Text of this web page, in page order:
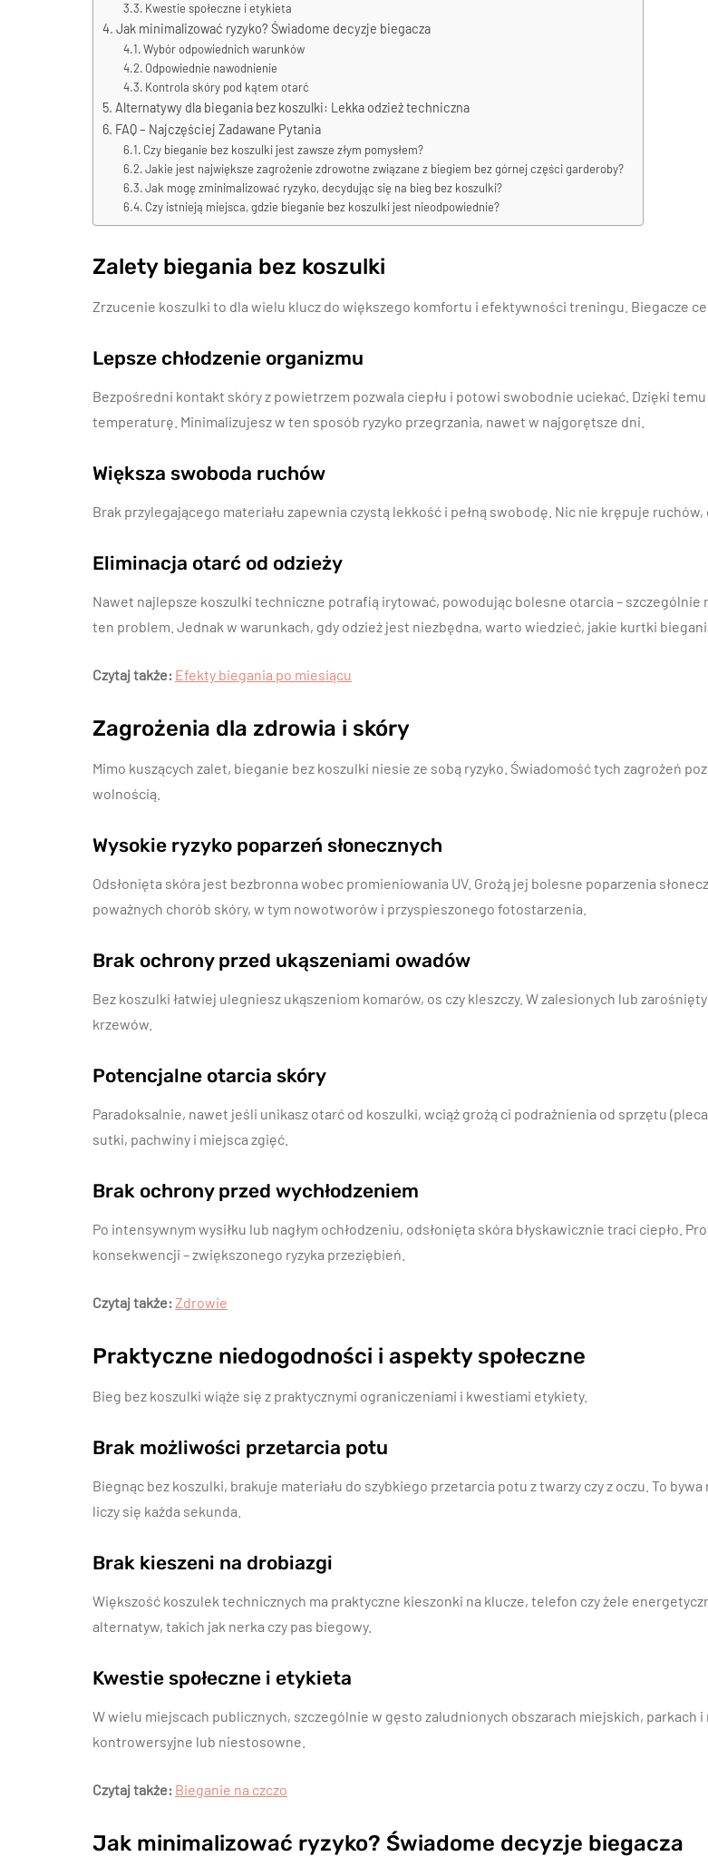
Kwestie społeczne i etykieta
Jak minimalizować ryzyko? Świadome decyzje biegacza
Wybór odpowiednich warunków
Odpowiednie nawodnienie
Kontrola skóry pod kątem otarć
Alternatywy dla biegania bez koszulki: Lekka odzież techniczna
FAQ – Najczęściej Zadawane Pytania
Czy bieganie bez koszulki jest zawsze złym pomysłem?
Jakie jest największe zagrożenie zdrowotne związane z biegiem bez górnej części garderoby?
Jak mogę zminimalizować ryzyko, decydując się na bieg bez koszulki?
Czy istnieją miejsca, gdzie bieganie bez koszulki jest nieodpowiednie?
Zalety biegania bez koszulki
Zrzucenie koszulki to dla wielu klucz do większego komfortu i efektywności treningu. Biegacze
Lepsze chłodzenie organizmu
Bezpośredni kontakt skóry z powietrzem pozwala ciepłu i potowi swobodnie uciekać. Dzięki
temperaturę. Minimalizujesz w ten sposób ryzyko przegrzania, nawet w najgorętsze dni.
Większa swoboda ruchów
Brak przylegającego materiału zapewnia czystą lekkość i pełną swobodę. Nic nie krępuje ruchów,
Eliminacja otarć od odzieży
Nawet najlepsze koszulki techniczne potrafią irytować, powodując bolesne otarcia – szczególnie
ten problem. Jednak w warunkach, gdy odzież jest niezbędna, warto wiedzieć, jakie kurtki
Czytaj także: Efekty biegania po miesiącu
Zagrożenia dla zdrowia i skóry
Mimo kuszących zalet, bieganie bez koszulki niesie ze sobą ryzyko. Świadomość tych zagrożeń
wolnością.
Wysokie ryzyko poparzeń słonecznych
Odsłonięta skóra jest bezbronna wobec promieniowania UV. Grożą jej bolesne poparzenia
poważnych chorób skóry, w tym nowotworów i przyspieszonego fotostarzenia.
Brak ochrony przed ukąszeniami owadów
Bez koszulki łatwiej ulegniesz ukąszeniom komarów, os czy kleszczy. W zalesionych lub
krzewów.
Potencjalne otarcia skóry
Paradoksalnie, nawet jeśli unikasz otarć od koszulki, wciąż grożą ci podrażnienia od sprzętu
sutki, pachwiny i miejsca zgięć.
Brak ochrony przed wychłodzeniem
Po intensywnym wysiłku lub nagłym ochłodzeniu, odsłonięta skóra błyskawicznie traci ciepło.
konsekwencji – zwiększonego ryzyka przeziębień.
Czytaj także:Zdrowie
Praktyczne niedogodności i aspekty społeczne
Bieg bez koszulki wiąże się z praktycznymi ograniczeniami i kwestiami etykiety.
Brak możliwości przetarcia potu
Biegnąc bez koszulki, brakuje materiału do szybkiego przetarcia potu z twarzy czy z oczu. To
liczy się każda sekunda.
Brak kieszeni na drobiazgi
Większość koszulek technicznych ma praktyczne kieszonki na klucze, telefon czy żele
alternatyw, takich jak nerka czy pas biegowy.
Kwestie społeczne i etykieta
W wielu miejscach publicznych, szczególnie w gęsto zaludnionych obszarach miejskich, parkach
kontrowersyjne lub niestosowne.
Czytaj także: Bieganie na czczo
Jak minimalizować ryzyko? Świadome decyzje biegacza